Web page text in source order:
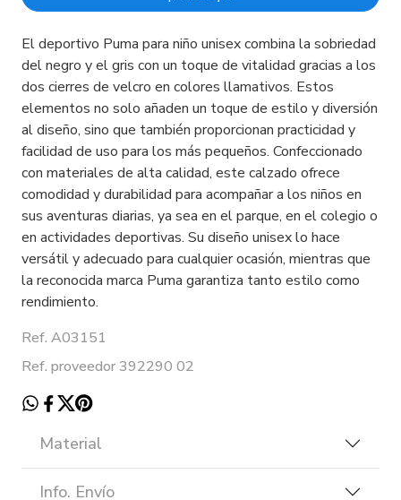
El deportivo Puma para niño unisex combina la sobriedad
del negro y el gris con un toque de vitalidad gracias a los
dos cierres de velcro en colores llamativos. Estos
elementos no solo añaden un toque de estilo y diversión
al diseño, sino que también proporcionan practicidad y
facilidad de uso para los más pequeños. Confeccionado
con materiales de alta calidad, este calzado ofrece
comodidad y durabilidad para acompañar a los niños en
sus aventuras diarias, ya sea en el parque, en el colegio o
en actividades deportivas. Su diseño unisex lo hace
versátil y adecuado para cualquier ocasión, mientras que
la reconocida marca Puma garantiza tanto estilo como
rendimiento.
Ref. A03151
Ref. proveedor 392290 02
Material
Info. Envío